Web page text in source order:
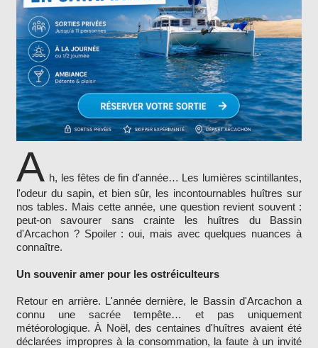
A h, les fêtes de fin d'année… Les lumières scintillantes,
l'odeur du sapin, et bien sûr, les incontournables huîtres sur
nos tables. Mais cette année, une question revient souvent :
peut-on savourer sans crainte les huîtres du Bassin
d'Arcachon ? Spoiler : oui, mais avec quelques nuances à
connaître.
Un souvenir amer pour les ostréiculteurs
Retour en arrière. L'année dernière, le Bassin d'Arcachon a
connu une sacrée tempête… et pas uniquement
météorologique. À Noël, des centaines d'huîtres avaient été
déclarées impropres à la consommation, la faute à un invité